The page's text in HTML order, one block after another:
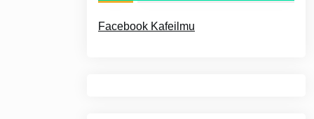
Facebook Kafeilmu